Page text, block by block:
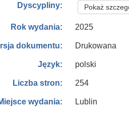
Dyscypliny: Pokaż
Rok wydania: 2025
dokumentu: Drukowana
Język: polski
Liczba stron: 254
wydania: Lublin